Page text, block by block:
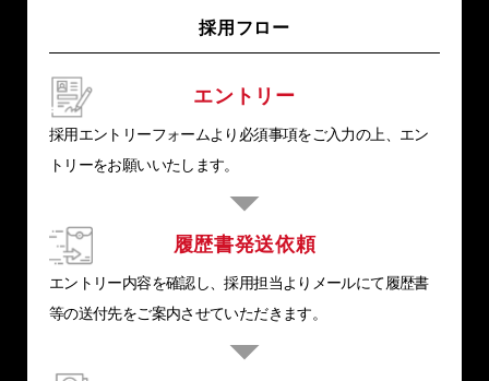
採用フロー
エントリー
採用エントリーフォームより必須事項をご入力の上、エン
トリーをお願いいたします。
履歴書発送依頼
エントリー内容を確認し、採用担当よりメールにて履歴書
等の送付先をご案内させていただきます。